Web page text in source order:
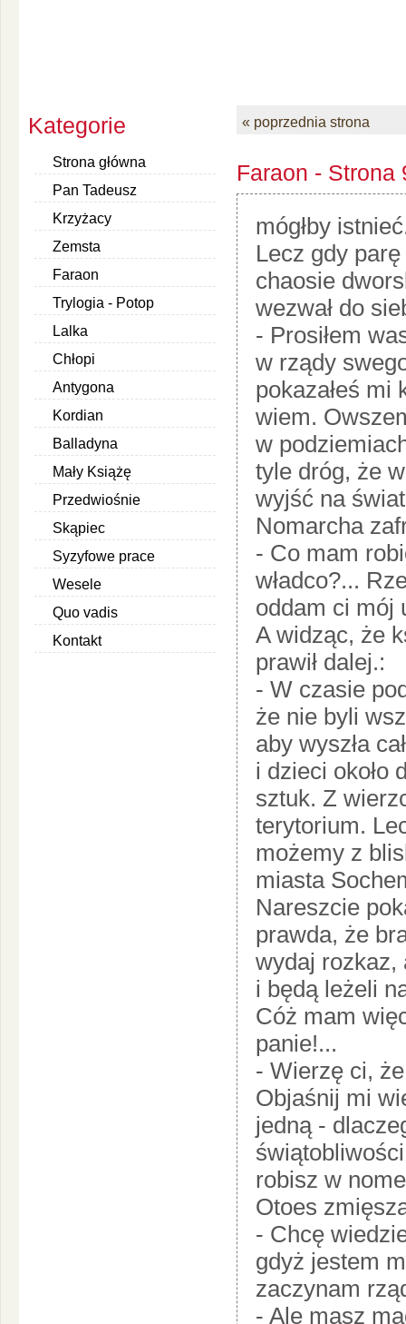
Kategorie
Strona główna
Pan Tadeusz
Krzyżacy
Zemsta
Faraon
Trylogia - Potop
Lalka
Chłopi
Antygona
Kordian
Balladyna
Mały Książę
Przedwiośnie
Skąpiec
Syzyfowe prace
Wesele
Quo vadis
Kontakt
« poprzednia strona
Faraon - Strona
mógłby
Lecz gdy
chaosie
wezwał do
- Prosiłem
w rządy
pokazałeś mi
wiem.
w
tyle dróg, że
wyjść na
Nomarcha
- Co mam
władco?...
oddam ci mój
A widząc, że
prawił dalej.:
- W czasie
że nie byli
aby wyszła
i dzieci około
sztuk. Z
terytorium.
możemy z
miasta
Nareszcie
prawda, że
wydaj rozkaz,
i będą leżeli
Cóż mam
panie!...
- Wierzę ci,
Objaśnij mi
jedną -
robisz w
Otoes
- Chcę
gdyż jestem
zaczynam
- Ale masz